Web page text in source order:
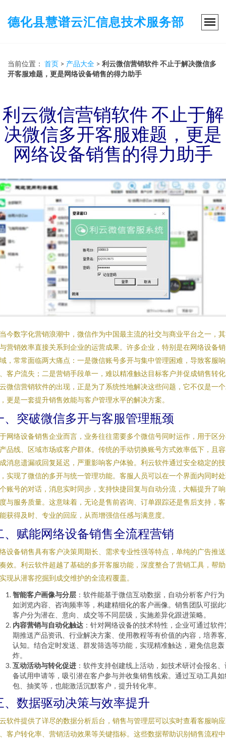
德化县慧谱云汇信息技术服务部
当前位置： 首页 > 产品大全 > 利云微信营销软件 不止于解决微信多
开客服难题，更是网络设备销售的得力助手
利云微信营销软件 不止于解
决微信多开客服难题，更是
网络设备销售的得力助手
今数字化营销浪潮中，微信作为中国最主流的社交与商业平台之一，
营销效率直接关系到企业的运营成果。许多企业，特别是在网络设备
，常常面临两大痛点：一是微信账号多开与集中管理困难，导致客服
客户流失；二是营销手段单一，难以精准触达目标客户并促成销售转
微信营销软件的出现，正是为了系统性地解决这些问题，它不仅是一
更是一套提升销售效能与客户管理水平的解决方案。
、突破微信多开与客服管理瓶颈
网络设备销售企业而言，业务往往需要多个微信号同时运作，用于区
品线、区域市场或客户群体。传统的手动切换账号方式效率低下，且
消息遗漏或回复延迟，严重影响客户体验。利云软件通过安全稳定的技
实现了微信的多开与统一管理功能。客服人员可以在一个界面内同时
账号的对话，消息实时同步，支持快捷回复与自动分流，大幅提升了
与服务质量。这意味着，无论是售前咨询、订单跟踪还是售后支持，
获得及时、专业的回应，从而增强信任感与满意度。
、赋能网络设备销售全流程营销
设备销售具有客户决策周期长、需求专业性强等特点，单纯的广告推
效。利云软件超越了基础的多开客服功能，深度整合了营销工具，帮
现从潜客挖掘到成交维护的全流程覆盖。
智能客户画像与分层 ：软件能基于微信互动数据，自动分析客户行
如浏览内容、咨询频率等，构建精细化的客户画像。销售团队可据此
客户分为潜在、意向、成交等不同层级，实施差异化跟进策略。
内容营销与自动化触达 ：针对网络设备的技术特性，企业可通过软
期推送产品资讯、行业解决方案、使用教程等有价值的内容，培养客
认知。结合定时发送、群发筛选等功能，实现精准触达，避免信息轰
炸。
互动活动与转化促进 ：软件支持创建线上活动，如技术研讨会报名
备试用申请等，吸引潜在客户参与并收集销售线索。通过互动工具如
包、抽奖等，也能激活沉默客户，提升转化率。
、数据驱动决策与效率提升
软件提供了详尽的数据分析后台，销售与管理层可以实时查看客服响
客户转化率、营销活动效果等关键指标。这些数据帮助识别销售流程